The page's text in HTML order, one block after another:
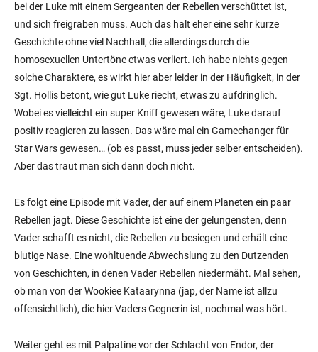
bei der Luke mit einem Sergeanten der Rebellen verschüttet ist,
und sich freigraben muss. Auch das halt eher eine sehr kurze
Geschichte ohne viel Nachhall, die allerdings durch die
homosexuellen Untertöne etwas verliert. Ich habe nichts gegen
solche Charaktere, es wirkt hier aber leider in der Häufigkeit, in der
Sgt. Hollis betont, wie gut Luke riecht, etwas zu aufdringlich.
Wobei es vielleicht ein super Kniff gewesen wäre, Luke darauf
positiv reagieren zu lassen. Das wäre mal ein Gamechanger für
Star Wars gewesen… (ob es passt, muss jeder selber entscheiden).
Aber das traut man sich dann doch nicht.
Es folgt eine Episode mit Vader, der auf einem Planeten ein paar
Rebellen jagt. Diese Geschichte ist eine der gelungensten, denn
Vader schafft es nicht, die Rebellen zu besiegen und erhält eine
blutige Nase. Eine wohltuende Abwechslung zu den Dutzenden
von Geschichten, in denen Vader Rebellen niedermäht. Mal sehen,
ob man von der Wookiee Kataarynna (jap, der Name ist allzu
offensichtlich), die hier Vaders Gegnerin ist, nochmal was hört.
Weiter geht es mit Palpatine vor der Schlacht von Endor, der